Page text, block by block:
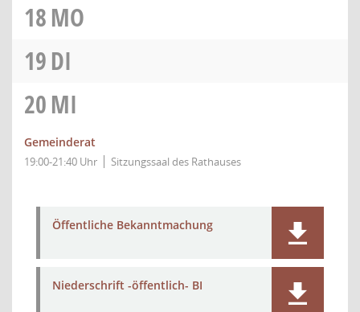
18MO
19DI
20MI
Gemeinderat
19:00-21:40 Uhr Sitzungssaal des Rathauses
Öffentliche Bekanntmachung
Niederschrift -öffentlich- BI